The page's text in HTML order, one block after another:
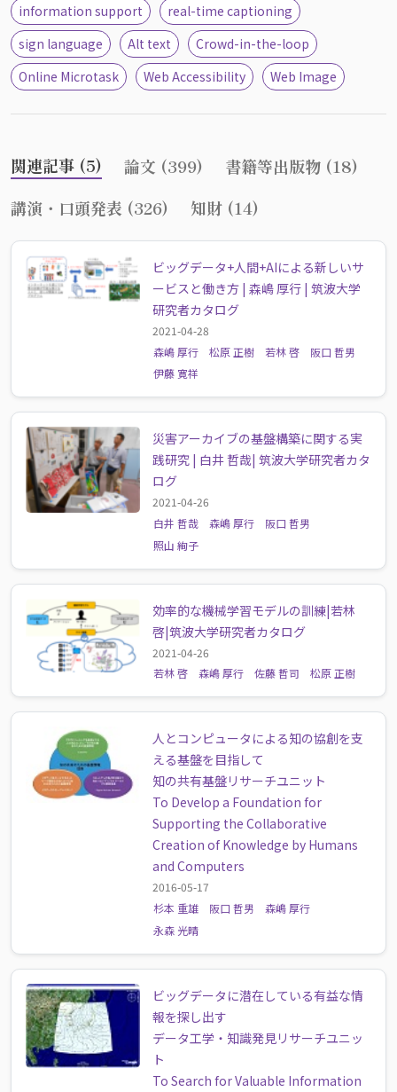
information support
real-time captioning
sign language
Alt text
Crowd-in-the-loop
Online Microtask
Web Accessibility Web Image
関連記事 (5) 論文 (399)
書籍等出版物 (18)
講演・口頭発表 (326)
知財 (14)
ビッグデータ+人間+AIによる新しいサ
ービスと働き方 | 森嶋 厚行 | 筑波大学
研究者カタログ
2021-04-28
森嶋 厚行
松原 正樹 若林 啓
阪口 哲男
伊藤 寛祥
災害アーカイブの基盤構築に関する実
践研究 | 白井 哲哉| 筑波大学研究者カタ
ログ
2021-04-26
白井 哲哉
森嶋 厚行
阪口 哲男
照山 絢子
効率的な機械学習モデルの訓練|若林
啓|筑波大学研究者カタログ
2021-04-26
若林 啓
森嶋 厚行 佐藤 哲司 松原 正樹
人とコンピュータによる知の協創を支
える基盤を目指して
知の共有基盤リサーチユニット
To Develop a Foundation for
Supporting the Collaborative
Creation of Knowledge by Humans
and Computers
2016-05-17
杉本 重雄
阪口 哲男
森嶋 厚行
永森 光晴
ビッグデータに潜在している有益な情
報を探し出す
データ工学・知識発見リサーチユニッ
ト
To Search for Valuable Information